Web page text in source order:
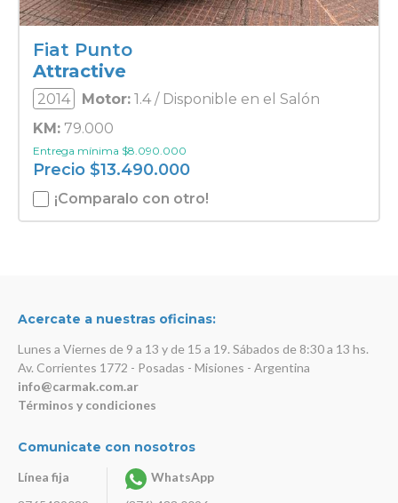
Fiat Punto
Attractive
2014 Motor: 1.4 / Disponible en el Salón
KM: 79.000
Entrega mínima $8.090.000
Precio $13.490.000
¡Comparalo con otro!
Acercate a nuestras oficinas:
Lunes a Viernes de 9 a 13 y de 15 a 19. Sábados de 8:30 a 13 hs.
Av. Corrientes 1772 - Posadas - Misiones - Argentina
info@carmak.com.ar
Términos y condiciones
Comunicate con nosotros
Línea fija
WhatsApp